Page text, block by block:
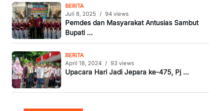
BERITA
Juli 8, 2025
/ 94 views
Pemdes dan Masyarakat Antusias Sambut
Bupati ...
BERITA
April 18, 2024 / 93 views
Upacara Hari Jadi Jepara ke-475, Pj ...